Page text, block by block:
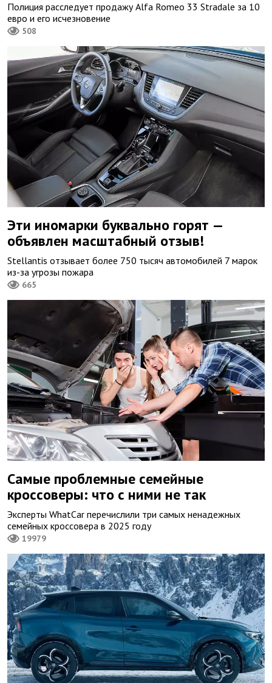
Полиция расследует продажу Alfa Romeo 33 Stradale за 10
евро и его исчезновение
508
Эти иномарки буквально горят —
объявлен масштабный отзыв!
Stellantis отзывает более 750 тысяч автомобилей 7 марок
из-за угрозы пожара
665
Самые проблемные семейные
кроссоверы: что с ними не так
Эксперты WhatCar перечислили три самых ненадежных
семейных кроссовера в 2025 году
19979